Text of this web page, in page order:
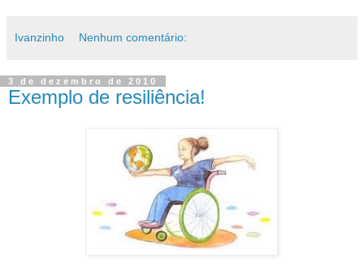
Ivanzinho Nenhum comentário:
3 de dezembro de 2010
Exemplo de resiliência!